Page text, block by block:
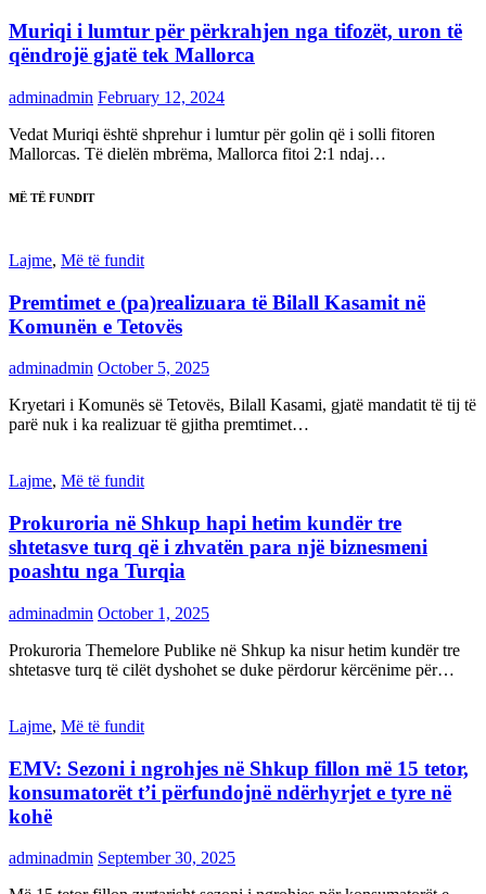
Muriqi i lumtur për përkrahjen nga tifozët, uron të
qëndrojë gjatë tek Mallorca
adminadmin February 12, 2024
Vedat Muriqi është shprehur i lumtur për golin që i solli fitoren
Mallorcas. Të dielën mbrëma, Mallorca fitoi 2:1 ndaj…
MË TË FUNDIT
Lajme, Më të fundit
Premtimet e (pa)realizuara të Bilall Kasamit në
Komunën e Tetovës
adminadmin October 5, 2025
Kryetari i Komunës së Tetovës, Bilall Kasami, gjatë mandatit të tij të
parë nuk i ka realizuar të gjitha premtimet…
Lajme, Më të fundit
Prokuroria në Shkup hapi hetim kundër tre
shtetasve turq që i zhvatën para një biznesmeni
poashtu nga Turqia
adminadmin October 1, 2025
Prokuroria Themelore Publike në Shkup ka nisur hetim kundër tre
shtetasve turq të cilët dyshohet se duke përdorur kërcënime për…
Lajme, Më të fundit
EMV: Sezoni i ngrohjes në Shkup fillon më 15 tetor,
konsumatorët t’i përfundojnë ndërhyrjet e tyre në
kohë
adminadmin September 30, 2025